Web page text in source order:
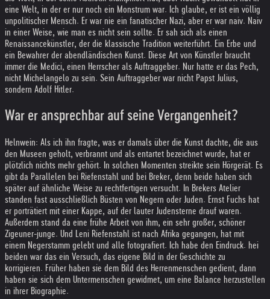
eine Welt, in der er nur noch ein Monstrum war. Ich glaube, er ist ein völlig
unpolitischer Mensch. Er war nie ein fanatischer Nazi, aber er war naiv. Naiv
in einer Weise, wie man es nicht sein sollte. Er sah sich als einen
Renaissancekünstler, der die klassische Tradition weiterführt. Ein Erbe und
ein Bewahrer der abendländischen Kunst. Diese Art von Künstler braucht
immer die Medici, einen Herrscher als Auftraggeber. Nur hatte er das Pech,
nicht Michelangelo zu sein. Sein Auftraggeber war nicht Papst Julius,
sondern Adolf Hitler.
War er ansprechbar auf seine Vergangenheit?
Helnwein: Als ich ihn fragte, was er damals über die Kunst dachte, die aus
den Museen geholt, verbrannt und als entartet bezeichnet wurde, hat er
plötzlich nichts mehr gehört. In solchen Momenten streikte sein Hörgerät. Es
gibt da Parallelen bei Riefenstahl und bei Breker, denn beide haben sich
später auf ähnliche Weise zu rechtfertigen versucht. In Brekers Atelier
standen fast ausschließlich Büsten von Negern oder Juden. Ernst Fuchs hat
er porträtiert mit einer Kappe, auf der lauter Judensterne drauf waren.
Außerdem stand da eine frühe Arbeit von ihm, ein sehr großer, schöner
Zigeuner-junge. Und Leni Riefenstahl ist nach Afrika gegangen, hat mit
einem Negerstamm gelebt und alle fotografiert. Ich habe den Eindruck. hei
beiden war das ein Versuch, das eigene Bild in der Geschichte zu
korrigieren. Früher haben sie dem Bild des Herrenmenschen gedient, dann
haben sie sich dem Untermenschen gewidmet, um eine Balance herzustellen
in ihrer Biographie.